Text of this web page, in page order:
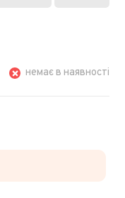
немає в наявності